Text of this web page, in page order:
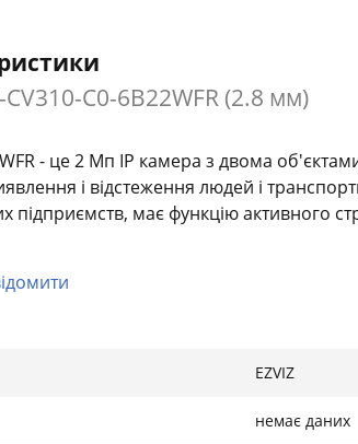
C0-6B22WFR (2.8 мм)
- це 2 Мп IP камера з двома
і відстеження людей і
підприємств, має функцію активного
EZVIZ
немає даних